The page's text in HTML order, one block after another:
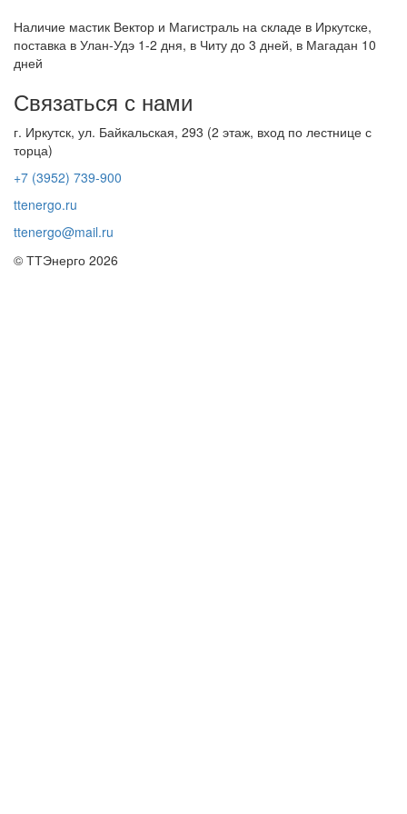
Наличие мастик Вектор и Магистраль на складе в Иркутске,
поставка в Улан-Удэ 1-2 дня, в Читу до 3 дней, в Магадан 10
дней
Связаться с нами
г. Иркутск, ул. Байкальская, 293 (2 этаж, вход по лестнице с
торца)
+7 (3952) 739-900
ttenergo.ru
ttenergo@mail.ru
© ТТЭнерго 2026